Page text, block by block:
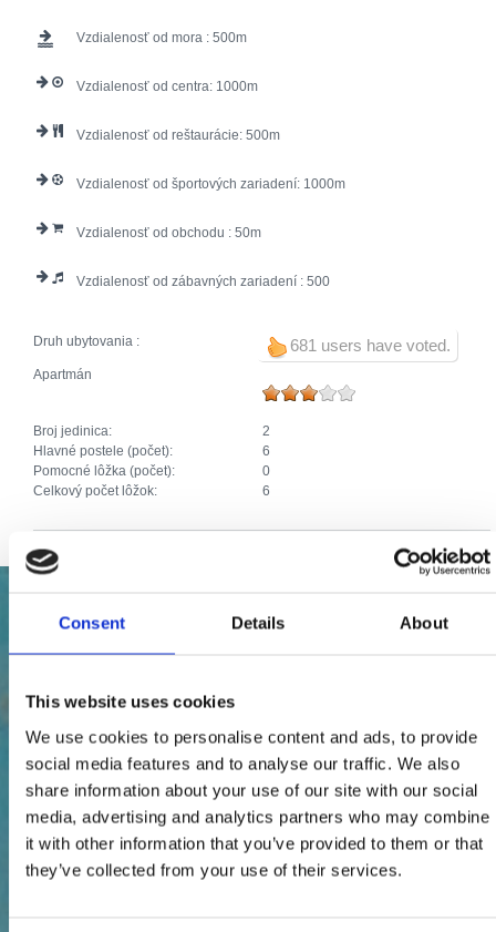
Consent Details About
This website uses cookies
We use cookies to personalise content and ads, to provide
social media features and to analyse our traffic. We also
share information about your use of our site with our social
media, advertising and analytics partners who may combine
it with other information that you’ve provided to them or that
they’ve collected from your use of their services.
Vzdialenosť od mora : 500
Vzdialenosť od centra: 1000
Vzdialenosť od reštaurácie: 500
Vzdialenosť od športových zariadení: 1000
Vzdialenosť od obchodu : 50
Vzdialenosť od zábavných zariadení : 500
681 users have voted.
Druh ubytovania :
Apartmán
Broj jedinica:
2
Hlavné postele (počet):
6
Pomocné lôžka (počet):
0
Celkový počet lôžok:
6